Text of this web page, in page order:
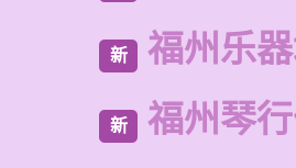
新 福州乐
新 福州琴